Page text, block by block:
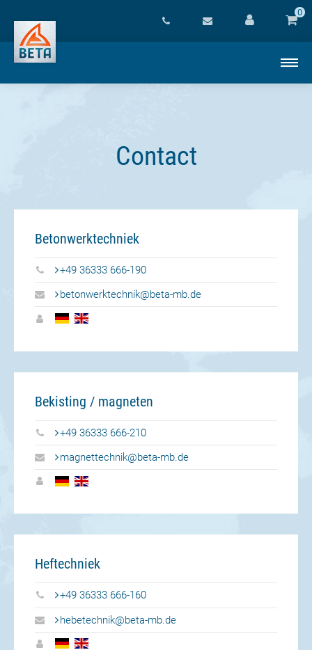
0
Contact
Betonwerktechniek
+49 36333 666-190
betonwerktechnik@beta-mb.de
Bekisting / magneten
+49 36333 666-210
magnettechnik@beta-mb.de
Heftechniek
+49 36333 666-160
hebetechnik@beta-mb.de